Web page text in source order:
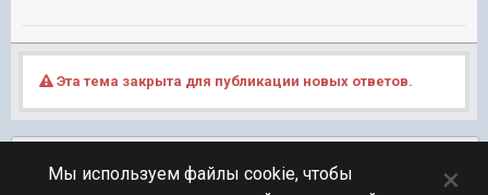
Эта тема закрыта для публикации новых ответов.
Мы используем файлы cookie, чтобы
×